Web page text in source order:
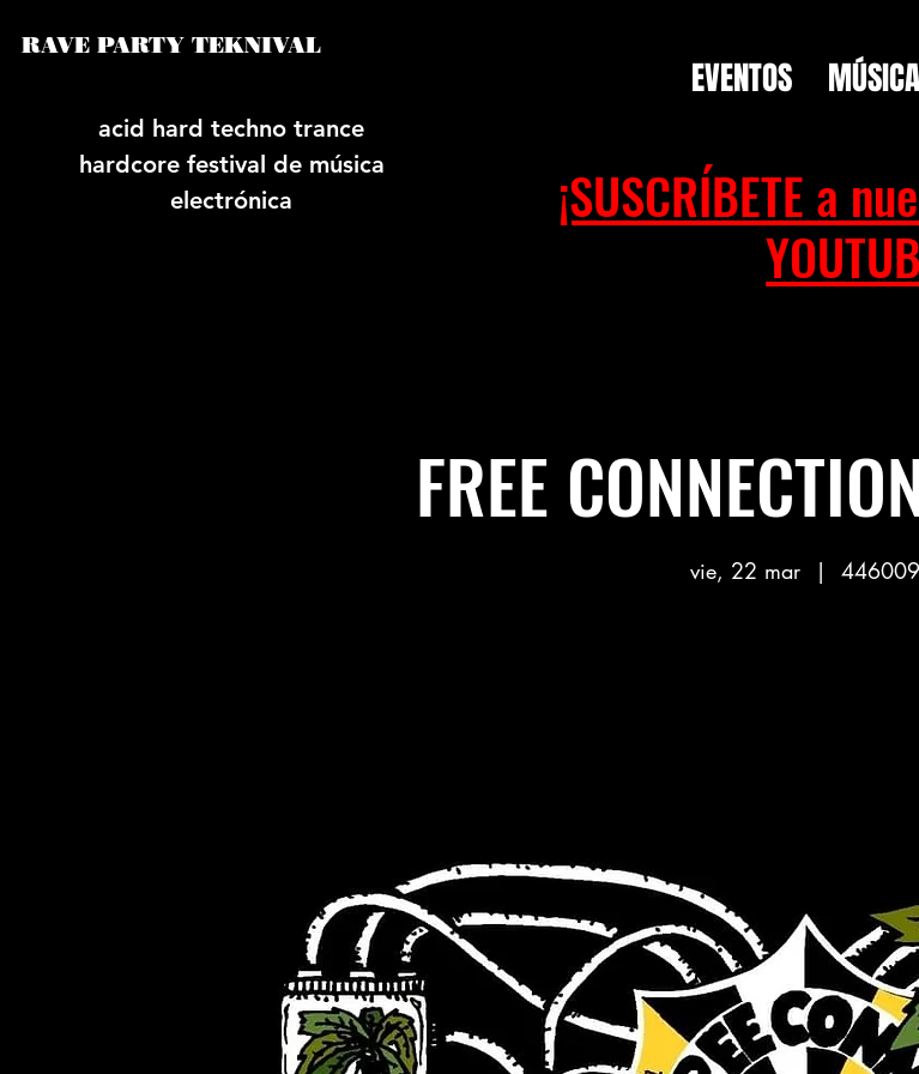
RAVE PARTY TEKNIVAL
acid hard techno trance
hardcore festival de música
electrónica
¡SUSCRÍBETE a
EVENTOS MÚSICA
FREE
vie, 22 mar
  |
446009